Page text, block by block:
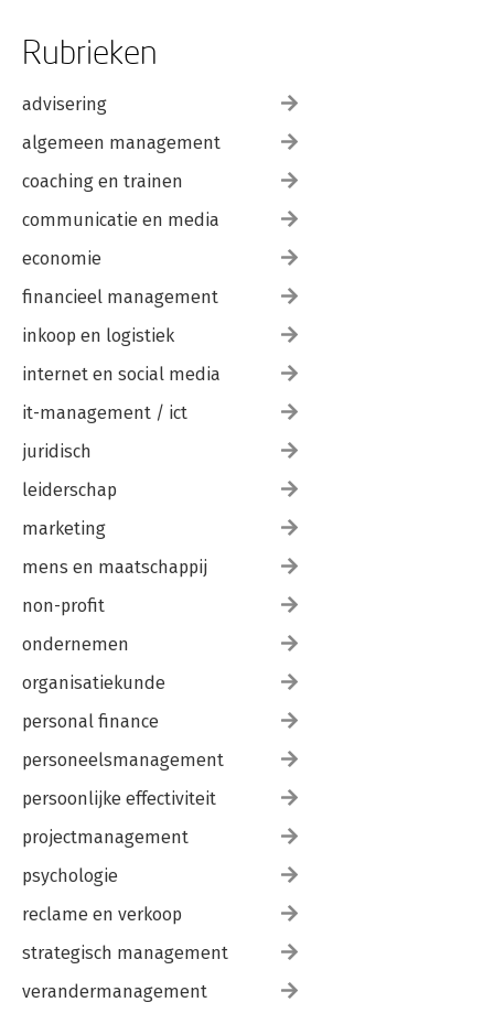
Rubrieken
advisering
algemeen management
coaching en trainen
communicatie en media
economie
financieel management
inkoop en logistiek
internet en social media
it-management / ict
juridisch
leiderschap
marketing
mens en maatschappij
non-profit
ondernemen
organisatiekunde
personal finance
personeelsmanagement
persoonlijke effectiviteit
projectmanagement
psychologie
reclame en verkoop
strategisch management
verandermanagement